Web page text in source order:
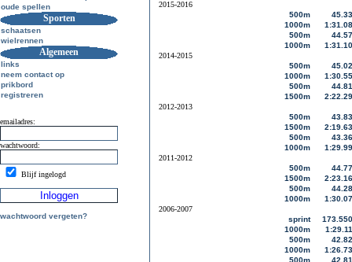
oude spellen
Sporten
schaatsen
wielrennen
Algemeen
links
neem contact op
prikbord
registreren
emailadres:
wachtwoord:
Blijf ingelogd
wachtwoord vergeten?
2015-2016
500m
45.33
1000m
1:31.08
500m
44.57
1000m
1:31.10
2014-2015
500m
45.02
1000m
1:30.55
500m
44.81
1500m
2:22.29
2012-2013
500m
43.83
1500m
2:19.63
500m
43.36
1000m
1:29.99
2011-2012
500m
44.77
1500m
2:23.16
500m
44.28
1000m
1:30.07
2006-2007
sprint
173.550
1000m
1:29.11
500m
42.82
1000m
1:26.73